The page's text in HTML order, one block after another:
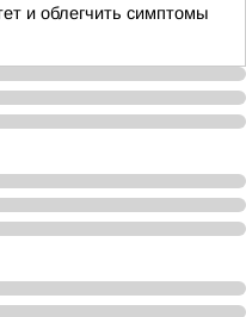
и облегчить симптомы